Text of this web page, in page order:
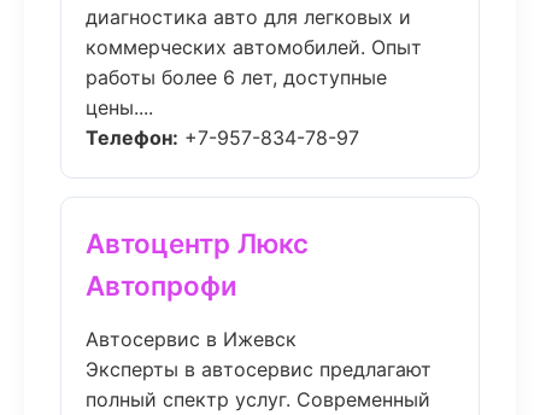
диагностика авто для легковых и
коммерческих автомобилей. Опыт
работы более 6 лет, доступные
цены....
Телефон: +7-957-834-78-97
Автоцентр Люкс
Автопрофи
Автосервис в Ижевск
Эксперты в автосервис предлагают
полный спектр услуг. Современный